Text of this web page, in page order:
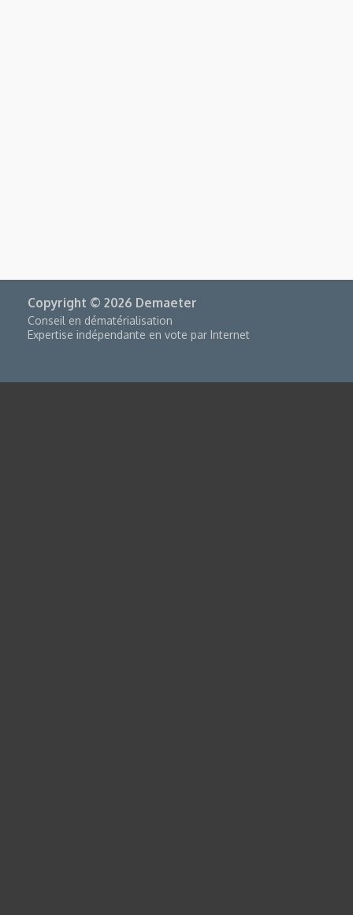
Copyright © 2026 Demaeter
Conseil en dématérialisation
Expertise indépendante en vote par Internet